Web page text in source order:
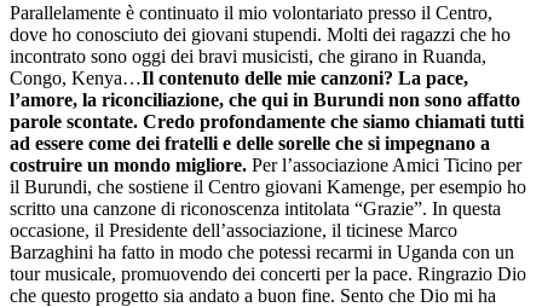
Parallelamente è continuato il mio volontariato presso il Centro,
dove ho conosciuto dei giovani stupendi. Molti dei ragazzi che ho
incontrato sono oggi dei bravi musicisti, che girano in Ruanda,
Congo, Kenya…Il contenuto delle mie canzoni? La pace,
l’amore, la riconciliazione, che qui in Burundi non sono affatto
parole scontate. Credo profondamente che siamo chiamati tutti
ad essere come dei fratelli e delle sorelle che si impegnano a
costruire un mondo migliore. Per l’associazione Amici Ticino per
il Burundi, che sostiene il Centro giovani Kamenge, per esempio ho
scritto una canzone di riconoscenza intitolata “Grazie”. In questa
occasione, il Presidente dell’associazione, il ticinese Marco
Barzaghini ha fatto in modo che potessi recarmi in Uganda con un
tour musicale, promuovendo dei concerti per la pace. Ringrazio Dio
che questo progetto sia andato a buon fine. Sento che Dio mi ha